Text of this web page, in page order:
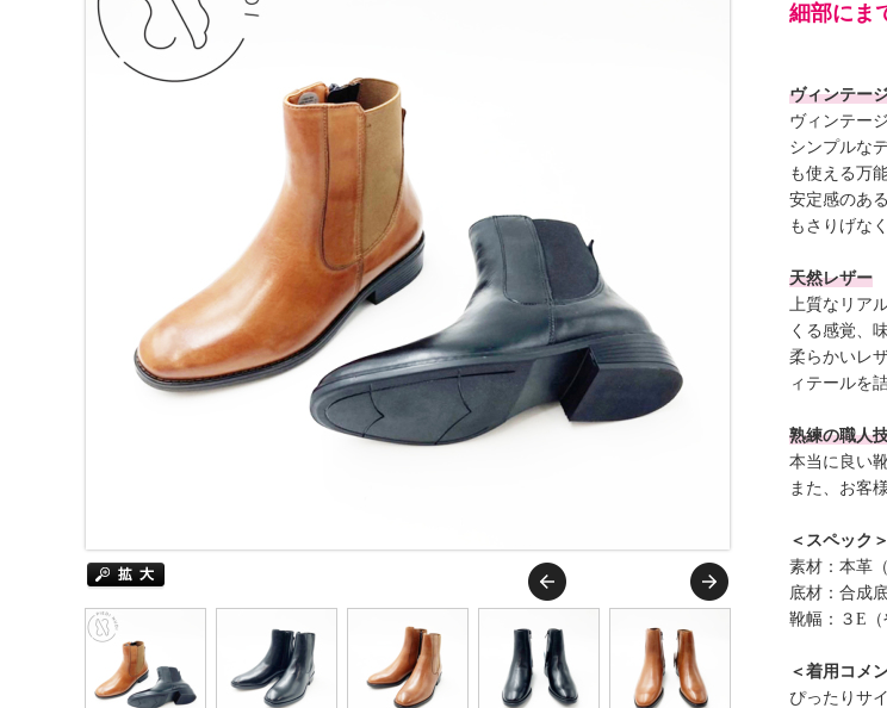
細部にま
ヴィンテー
ヴィンテー
シンプルな
も使える万
安定感のあ
もさりげな
天然レザー
上質なリア
くる感覚、
柔らかいレ
ィテールを
熟練の職人
本当に良い
また、お客
＜スペック＞
素材：本革
底材：合成
靴幅：３E（
＜着用コメ
ぴったりサ